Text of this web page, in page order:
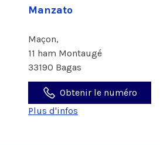
Manzato
Maçon,
11 ham Montaugé
33190 Bagas
Obtenir le numéro
Plus d'infos